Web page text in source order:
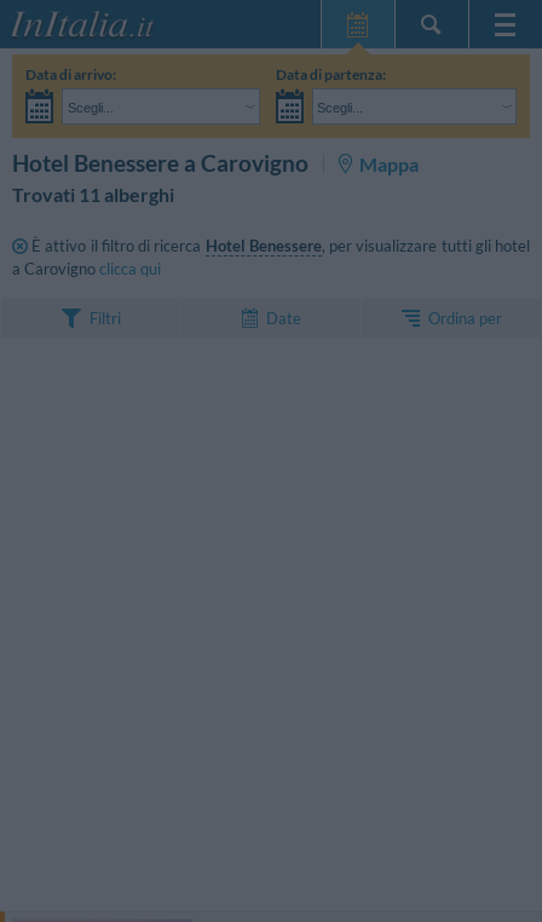
Home Page
Le mie Prenotazioni
InItalia Club
Lingua
Data di arrivo:
Scegli...
Data di partenza:
Scegli...
Hotel Benessere a Carovigno
Mappa
Trovati 11 alberghi
È attivo il filtro di ricerca Hotel Benessere, per visualizzare tutti gli hotel
a Carovignoclicca qui
Filtri Date Ordina per